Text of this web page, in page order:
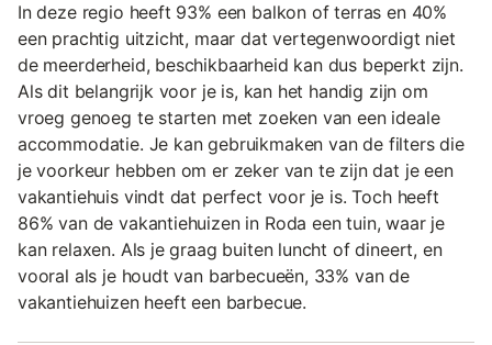
In deze regio heeft 93% een balkon of terras en 40%
een prachtig uitzicht, maar dat vertegenwoordigt niet
de meerderheid, beschikbaarheid kan dus beperkt zijn.
Als dit belangrijk voor je is, kan het handig zijn om
vroeg genoeg te starten met zoeken van een ideale
accommodatie. Je kan gebruikmaken van de filters die
je voorkeur hebben om er zeker van te zijn dat je een
vakantiehuis vindt dat perfect voor je is. Toch heeft
86% van de vakantiehuizen in Roda een tuin, waar je
kan relaxen. Als je graag buiten luncht of dineert, en
vooral als je houdt van barbecueën, 33% van de
vakantiehuizen heeft een barbecue.